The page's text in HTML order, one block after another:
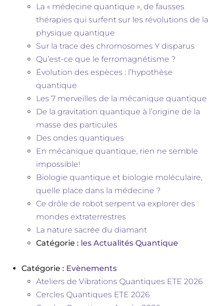
La « médecine quantique », de fausses
thérapies qui surfent sur les révolutions de la
physique quantique
Sur la trace des chromosomes Y disparus
Qu’est-ce que le ferromagnétisme ?
Évolution des espèces : l’hypothèse
quantique
Les 7 merveilles de la mécanique quantique
De la gravitation quantique à l’origine de la
masse des particules
Des ondes quantiques
En mécanique quantique, rien ne semble
impossible!
Biologie quantique et biologie moléculaire,
quelle place dans la médecine ?
Ce drôle de robot serpent va explorer des
mondes extraterrestres
La nature sacrée du diamant
Catégorie : les Actualités Quantique
Catégorie : Evènements
Ateliers de Vibrations Quantiques ETE 2026
Cercles Quantiques ETE 2026